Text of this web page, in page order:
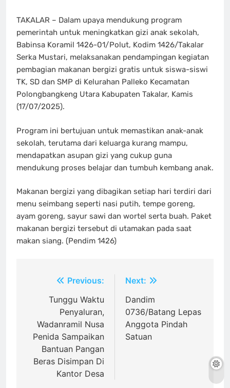
TAKALAR – Dalam upaya mendukung program
pemerintah untuk meningkatkan gizi anak sekolah,
Babinsa Koramil 1426-01/Polut, Kodim 1426/Takalar
Serka Mustari, melaksanakan pendampingan kegiatan
pembagian makanan bergizi gratis untuk siswa-siswi
TK, SD dan SMP di Kelurahan Palleko Kecamatan
Polongbangkeng Utara Kabupaten Takalar, Kamis
(17/07/2025).
Program ini bertujuan untuk memastikan anak-anak
sekolah, terutama dari keluarga kurang mampu,
mendapatkan asupan gizi yang cukup guna
mendukung proses belajar dan tumbuh kembang anak.
Makanan bergizi yang dibagikan setiap hari terdiri dari
menu seimbang seperti nasi putih, tempe goreng,
ayam goreng, sayur sawi dan wortel serta buah. Paket
makanan bergizi tersebut di utamakan pada saat
makan siang. (Pendim 1426)
NavigasiPrevious:
Tunggu Waktu
Penyaluran,
Wadanramil Nusa
Penida Sampaikan
Bantuan Pangan
Beras Disimpan Di
Kantor Desa
Next:
Dandim
0736/Batang Lepas
Anggota Pindah
Satuan